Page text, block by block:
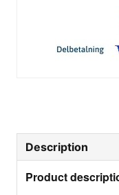
Description
Product